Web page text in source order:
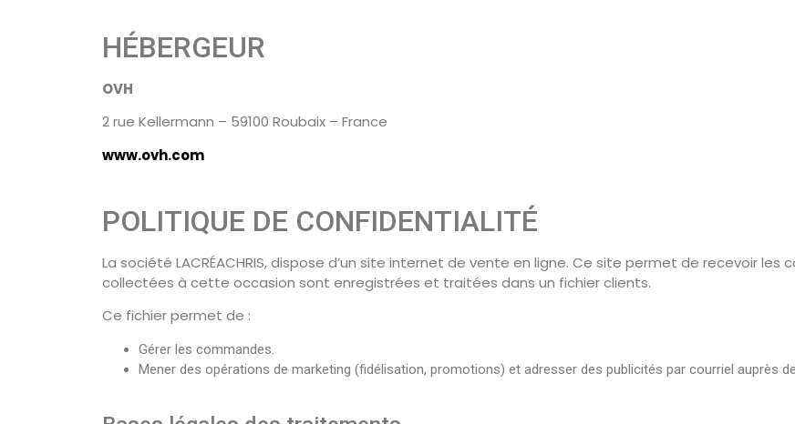
HÉBERGEUR
OVH
2 rue Kellermann – 59100 Roubaix – France
www.ovh.com
POLITIQUE DE CONFIDENTIALITÉ
La société LACRÉACHRIS, dispose d’un site internet de vente en ligne. Ce site permet de recevoir
collectées à cette occasion sont enregistrées et traitées dans un fichier clients.
Ce fichier permet de :
Gérer les commandes.
Mener des opérations de marketing (fidélisation, promotions) et adresser des publicités par courriel auprès